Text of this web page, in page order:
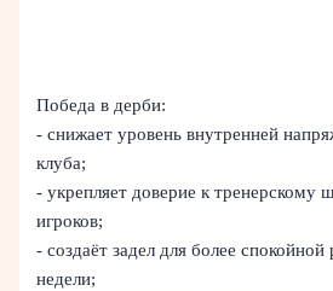
Победа в дерби:
- снижает уровень внутренней
клуба;
- укрепляет доверие к тренерскому
игроков;
- создаёт задел для более
недели;